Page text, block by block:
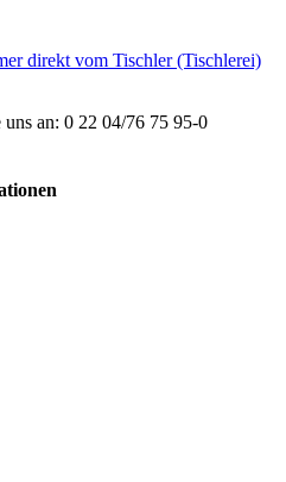
direkt vom Tischler (Tischlerei)
an: 0 22 04/76 75 95-0